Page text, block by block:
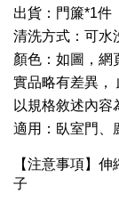
出貨：門簾*1件
清洗方式：可水
顏色：如圖，網
實品略有差異，
以規格敘述內容
適用：臥室門、
【注意事項】
子